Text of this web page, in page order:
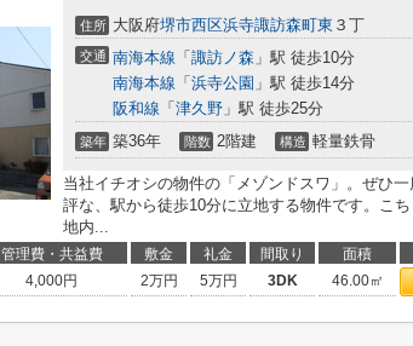
住所 大阪府堺市西区浜寺諏訪森町東 ３丁
交通 南海本線 「 諏訪ノ森 」駅 徒歩10分
南海本線 「 浜寺公園 」駅 徒歩14分
阪和線 「 津久野 」駅 徒歩25分
築年 築36年 階数 2階建 構造 軽量鉄骨
当社イチオシの物件の「メゾンドスワ」。ぜひ
評な、駅から徒歩10分に立地する物件です。こ
地内...
管理費・共益費 敷金 礼金 間取り 面積
4,000円 2万円 5万円 3DK 46.00㎡